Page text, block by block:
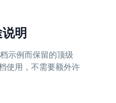
明
示例而保留的顶级
使用，不需要额外许